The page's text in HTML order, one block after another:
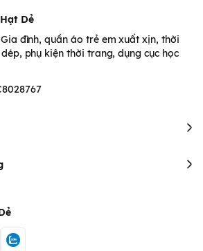
Dẻ
đình, quần áo trẻ em xuất xịn, thời
phụ kiện thời trang, dụng cục học